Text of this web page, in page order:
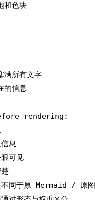
和色块
满所有文字
的信息
rendering:
息
可见
不同于原 Mermaid / 原图